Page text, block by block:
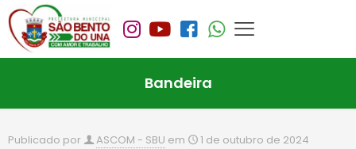
Bandeira
Publicado por ASCOM - SBU em 1 de outubro de 2024